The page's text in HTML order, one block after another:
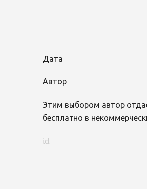
Дата
Автор
Этим выбором автор
бесплатно в
id